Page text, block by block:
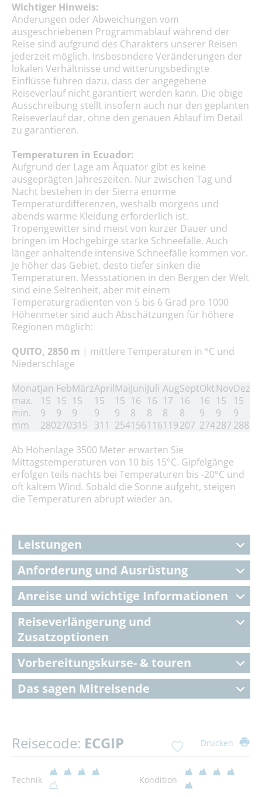
Wichtiger Hinweis:
Änderungen oder Abweichungen vom
ausgeschriebenen Programmablauf während der
Reise sind aufgrund des Charakters unserer Reisen
jederzeit möglich. Insbesondere Veränderungen der
lokalen Verhältnisse und witterungsbedingte
Einflüsse führen dazu, dass der angegebene
Reiseverlauf nicht garantiert werden kann. Die obige
Ausschreibung stellt insofern auch nur den geplanten
Reiseverlauf dar, ohne den genauen Ablauf im Detail
zu garantieren.
Temperaturen in Ecuador:
Aufgrund der Lage am Äquator gibt es keine
ausgeprägten Jahreszeiten. Nur zwischen Tag und
Nacht bestehen in der Sierra enorme
Temperaturdifferenzen, weshalb morgens und
abends warme Kleidung erforderlich ist.
Tropengewitter sind meist von kurzer Dauer und
bringen im Hochgebirge starke Schneefälle. Auch
länger anhaltende intensive Schneefälle kommen vor.
Je höher das Gebiet, desto tiefer sinken die
Temperaturen. Messstationen in den Bergen der Welt
sind eine Seltenheit, aber mit einem
Temperaturgradienten von 5 bis 6 Grad pro 1000
Höhenmeter sind auch Abschätzungen für höhere
Regionen möglich:
QUITO, 2850 m | mittlere Temperaturen in °C und
Niederschläge
MonatJan FebMärzAprilMaiJuniJuli AugSeptOkt NovDez
max.
15 15 15 15 15 16 16 17 16 16 15
15
min.
9 9 9 9 9 8 8 8 8 9 9
9
mm
280270315 311 254156116119207 274287 288
Ab Höhenlage 3500 Meter erwarten Sie
Mittagstemperaturen von 10 bis 15°C. Gipfelgänge
erfolgen teils nachts bei Temperaturen bis -20°C und
oft kaltem Wind. Sobald die Sonne aufgeht, steigen
die Temperaturen abrupt wieder an.
Leistungen
Anforderung und Ausrüstung
Anreise und wichtige Informationen
Reiseverlängerung und
Zusatzoptionen
Vorbereitungskurse- & touren
Das sagen Mitreisende
Reisecode: ECGIP Drucken
Technik Kondition